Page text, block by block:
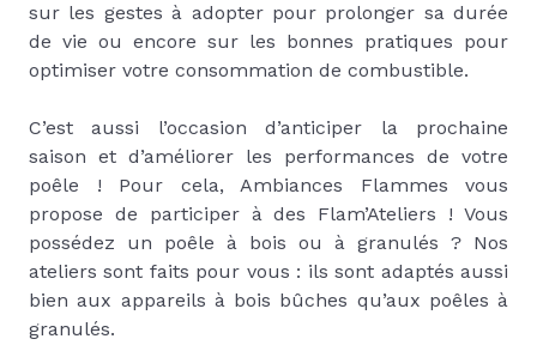
sur les gestes à adopter pour prolonger sa durée
de vie ou encore sur les bonnes pratiques pour
optimiser votre consommation de combustible.
C’est aussi l’occasion d’anticiper la prochaine
saison et d’améliorer les performances de votre
poêle ! Pour cela, Ambiances Flammes vous
propose de participer à des Flam’Ateliers ! Vous
possédez un poêle à bois ou à granulés ? Nos
ateliers sont faits pour vous : ils sont adaptés aussi
bien aux appareils à bois bûches qu’aux poêles à
granulés.